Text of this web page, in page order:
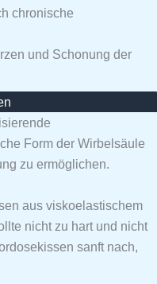
chronische
und Schonung der
Form der Wirbelsäule
zu ermöglichen.
aus viskoelastischem
nicht zu hart und nicht
sanft nach,